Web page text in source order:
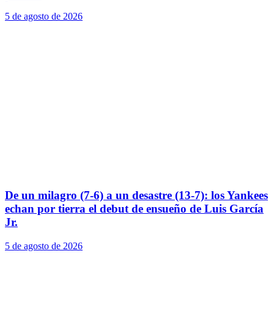
5 de agosto de 2026
De un milagro (7-6) a un desastre (13-7): los Yankees
echan por tierra el debut de ensueño de Luis García
Jr.
5 de agosto de 2026